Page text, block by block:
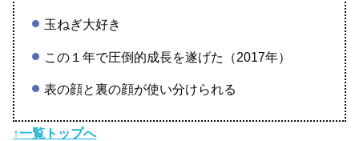
玉ねぎ大好き
この１年で圧倒的成長を遂げた（2017年）
表の顔と裏の顔が使い分けられる
↑一覧トップへ